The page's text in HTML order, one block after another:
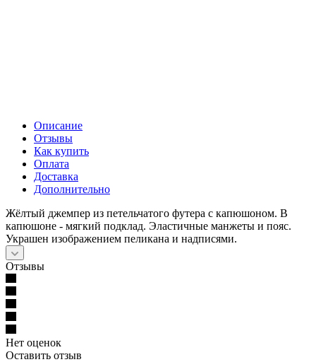
Описание
Отзывы
Как купить
Оплата
Доставка
Дополнительно
Жёлтый джемпер из петельчатого футера с капюшоном. В
капюшоне - мягкий подклад. Эластичные манжеты и пояс.
Украшен изображением пеликана и надписями.
Отзывы
Нет оценок
Оставить отзыв